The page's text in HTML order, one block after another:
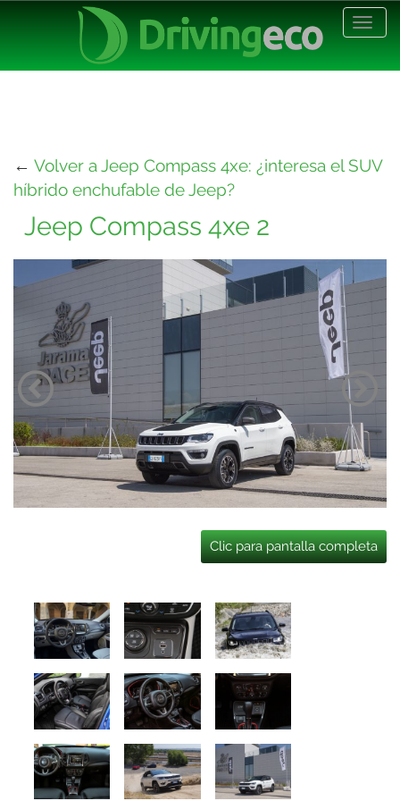
← Volver a Jeep Compass 4xe: ¿interesa el SUV
híbrido enchufable de Jeep?
Jeep Compass 4xe 2
Clic para pantalla completa